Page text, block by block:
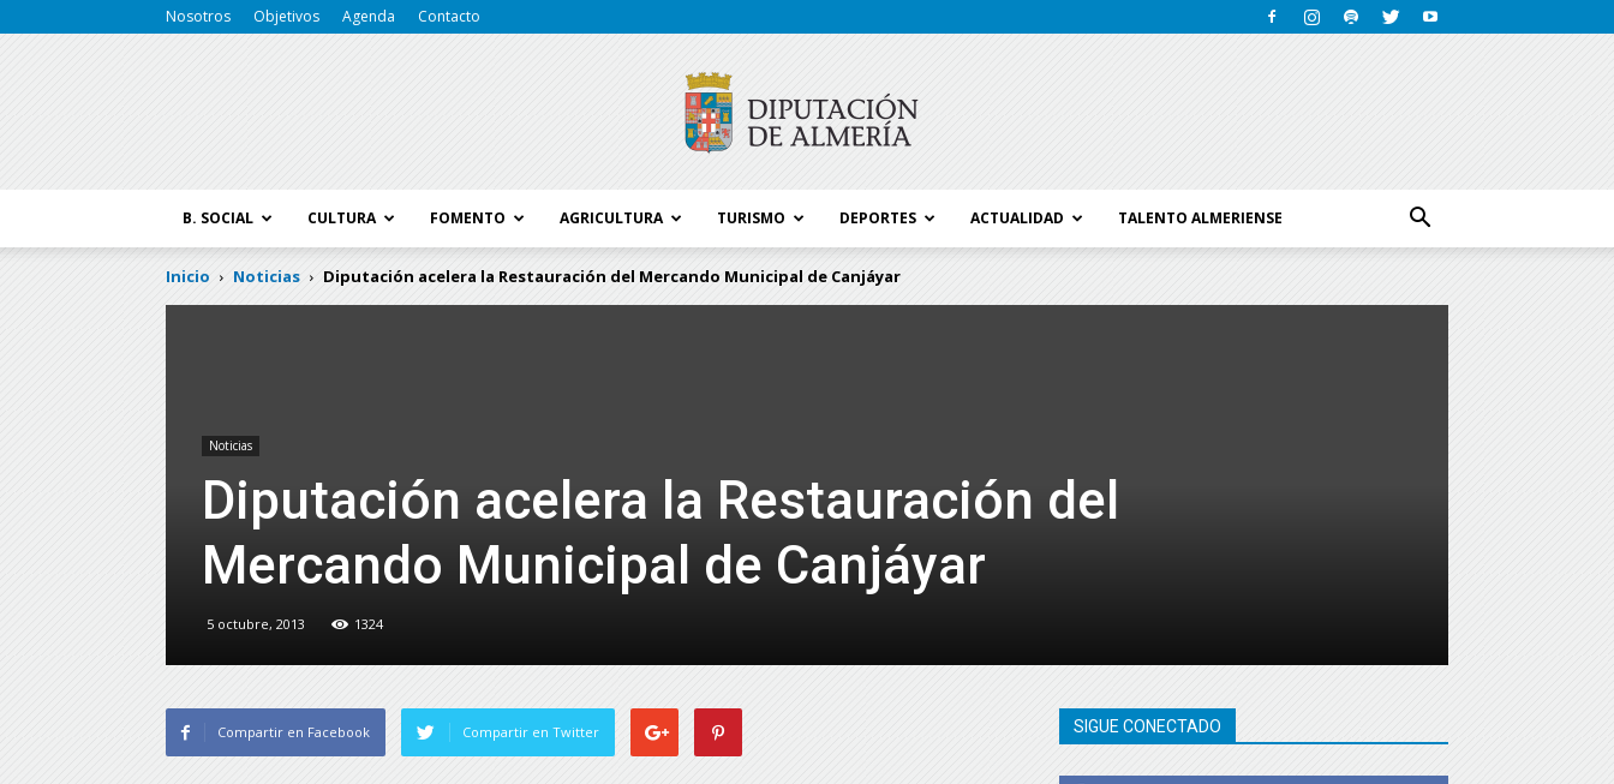
Nosotros Objetivos Agenda Contacto
de
B. SOCIAL CULTURA FOMENTO AGRICULTURA TURISMO DEPORTES ACTUALIDAD TALENTO ALMERIENSE
Inicio Noticias Diputación acelera la Restauración del Mercando Municipal de Canjáyar
Noticias
Diputación acelera la Restauración del
Mercando Municipal de Canjáyar
5 octubre, 2013 1324
Compartir en Facebook Compartir en Twitter SIGUE CONECTADO